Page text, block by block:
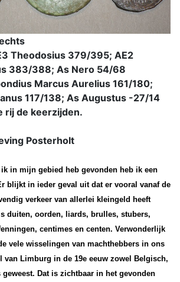
Theodosius 379/395; AE2
383/388; As Nero 54/68
Marcus Aurelius 161/180;
117/138; As Augustus -27/14
rij de keerzijden.
Posterholt
in mijn gebied heb gevonden heb ik een
blijkt in ieder geval uit dat er vooral vanaf de
verkeer van allerlei kleingeld heeft
duiten, oorden, liards, brulles, stubers,
centimes en centen. Verwonderlijk
vele wisselingen van machthebbers in ons
van Limburg in de 19e eeuw zowel Belgisch,
geweest. Dat is zichtbaar in het gevonden